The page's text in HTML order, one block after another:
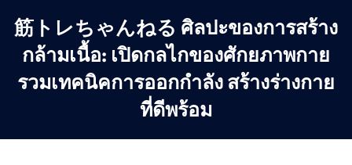
content
筋トレちゃんねる ศิลปะของการสร้าง
กล้ามเนื้อ: เปิดกลไกของศักยภาพกาย
รวมเทคนิคการออกกำลัง สร้างร่างกาย
ที่ดีพร้อม